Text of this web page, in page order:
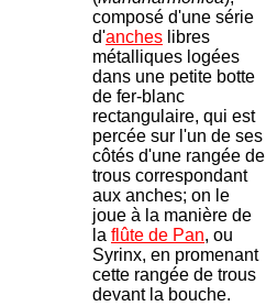
composé d'une série
d'anches libres
métalliques logées
dans une petite botte
de fer-blanc
rectangulaire, qui est
percée sur l'un de ses
côtés d'une rangée de
trous correspondant
aux anches; on le
joue à la manière de
la flûte de Pan, ou
Syrinx, en promenant
cette rangée de trous
devant la bouche.